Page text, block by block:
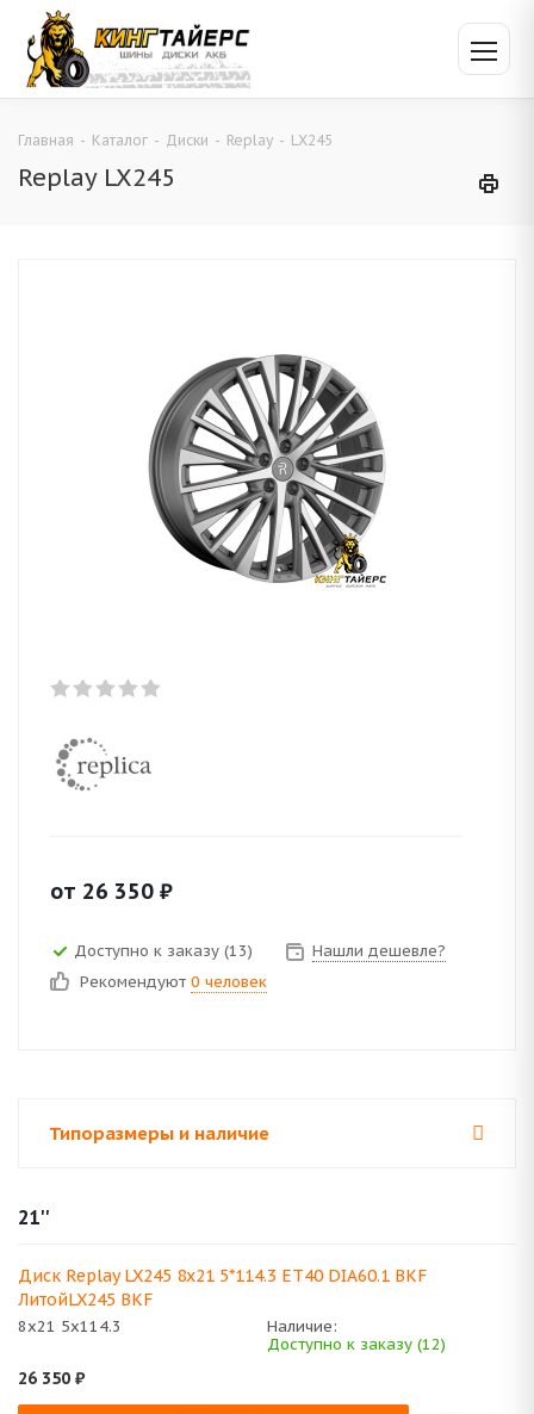
Главная - Каталог - Диски - Replay - LX245
Replay LX245
от 26 350 ₽
Доступно к заказу (13)
Нашли дешевле?
Рекомендуют 0 человек
Типоразмеры и наличие
21''
Диск Replay LX245 8x21 5*114.3 ET40 DIA60.1 BKF
ЛитойLX245 BKF
8x21 5x114.3
Наличие:
Доступно к заказу (12)
26 350 ₽